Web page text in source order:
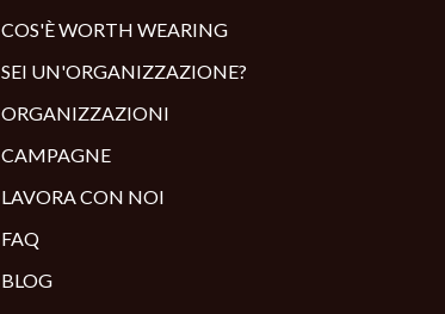
COS'È WORTH WEARING
SEI UN'ORGANIZZAZIONE?
ORGANIZZAZIONI
CAMPAGNE
LAVORA CON NOI
FAQ
BLOG